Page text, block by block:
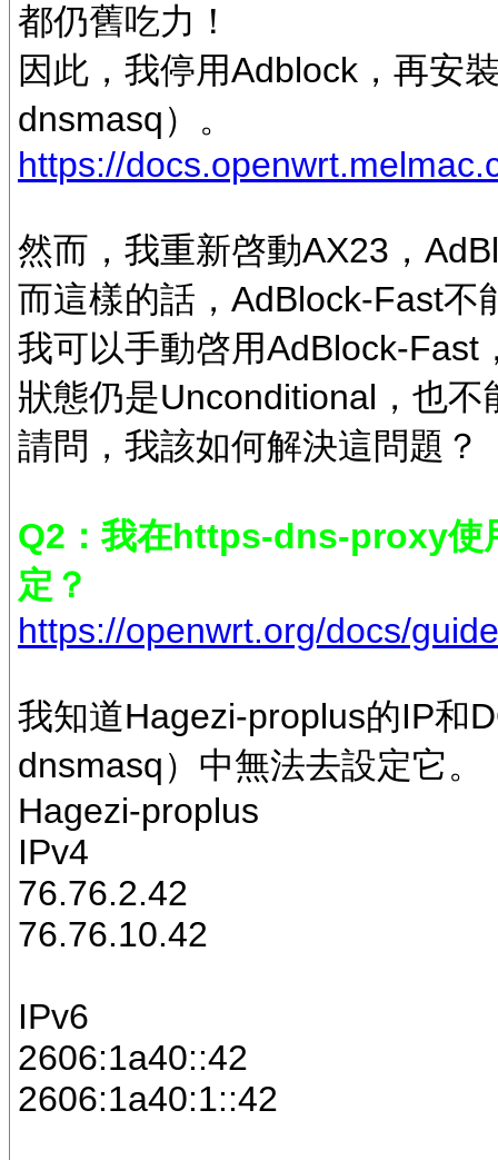
都仍舊吃力！
因此，我停用Adblock，再安
dnsmasq）。
https://
然而，我重新啓動AX23，
而這樣的話，AdBlock-Fast不
我可以手動啓用AdBlock-Fast
狀態仍是Unconditional，也不
請問，我該如何解決這問題？
Q2：我在https-dns-proxy使
定？
https://openwrt.org/docs/
我知道Hagezi-proplus的IP和
dnsmasq）中無法去設定它。
Hagezi-proplus
IPv4
76.76.2.42
76.76.10.42
IPv6
2606:1a40::42
2606:1a40:1::42